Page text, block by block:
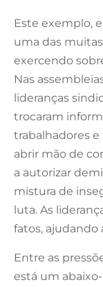
Este exemplo,
uma das
exercendo
Nas
lideranças
trocaram
trabalhadores
abrir mão de
a autorizar
mistura de
luta. As
fatos, ajudando
Entre as
está um